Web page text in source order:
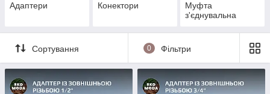
Адаптери Конектори
Муфта
з'єднувальна
Сортування 0 Фільтри